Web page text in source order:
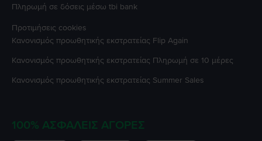
Πληρωμή σε δόσεις μέσω tbi bank
Προτιμήσεις cookies
Κανονισμός προωθητικής εκστρατείας Flip Again
Κανονισμός προωθητικής εκστρατείας Πληρωμή σε 10 μέρες
Κανονισμός προωθητικής εκστρατείας Summer Sales
100% ΑΣΦΑΛΕΊΣ ΑΓΟΡΈΣ